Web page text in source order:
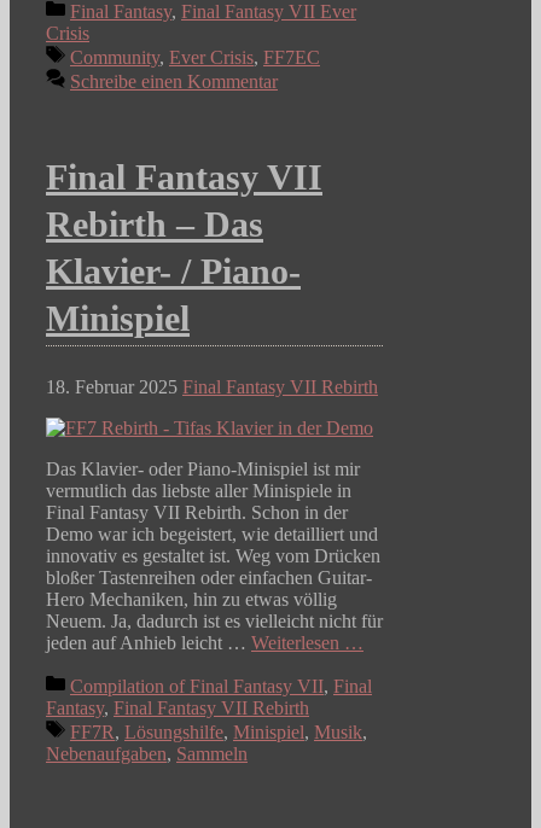
Kategorien
Final Fantasy, Final Fantasy VII Ever
Crisis
Schlagwörter
Community, Ever Crisis, FF7EC
Schreibe einen Kommentar
Final Fantasy VII
Rebirth – Das
Klavier- / Piano-
Minispiel
18. Februar 2025 Final Fantasy VII Rebirth
Das Klavier- oder Piano-Minispiel ist mir
vermutlich das liebste aller Minispiele in
Final Fantasy VII Rebirth. Schon in der
Demo war ich begeistert, wie detailliert und
innovativ es gestaltet ist. Weg vom Drücken
bloßer Tastenreihen oder einfachen Guitar-
Hero Mechaniken, hin zu etwas völlig
Neuem. Ja, dadurch ist es vielleicht nicht für
jeden auf Anhieb leicht … Weiterlesen …
Kategorien
Compilation of Final Fantasy VII, Final
Fantasy, Final Fantasy VII Rebirth
Schlagwörter
FF7R, Lösungshilfe, Minispiel, Musik,
Nebenaufgaben, Sammeln